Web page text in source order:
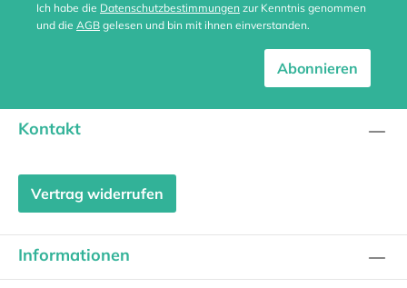
Ich habe die Datenschutzbestimmungen zur Kenntnis genommen
und die AGB gelesen und bin mit ihnen einverstanden.
Abonnieren
Kontakt
Vertrag widerrufen
Informationen